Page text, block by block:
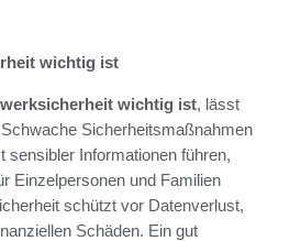
wichtig ist
wichtig ist, lässt
Sicherheitsmaßnahmen
sensibler Informationen führen,
Einzelpersonen und Familien
schützt vor Datenverlust,
Schäden. Ein gut